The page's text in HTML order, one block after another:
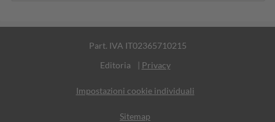
Part. IVA IT02365710215
Editoria
| Privacy
Impostazioni cookie individuali
Sitemap